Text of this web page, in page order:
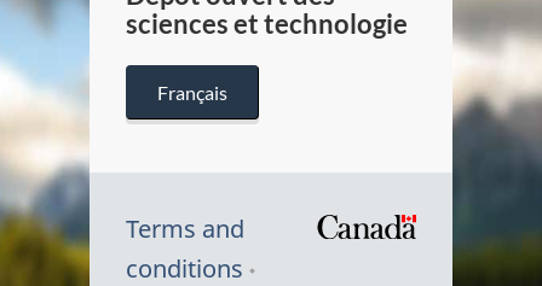
sciences et technologie
Français
Terms and
conditions
Symbole